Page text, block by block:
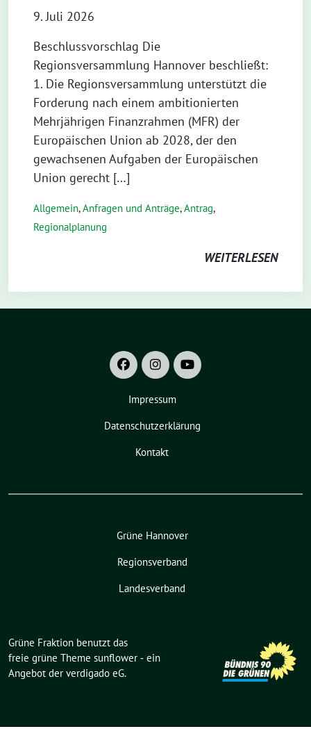
9. Juli 2026
Beschlussvorschlag Die
Regionsversammlung Hannover beschließt:
1. Die Regionsversammlung unterstützt die
Forderung nach einem ambitionierten
Mehrjährigen Finanzrahmen (MFR) der
Europäischen Union ab 2028, der den
gewachsenen Aufgaben der Europäischen
Union gerecht […]
Allgemein,Anfragen und Anträge,Antrag,
Regionalplanung
WEITERLESEN
Impressum
Datenschutzerklärung
Kontakt
Grüne Hannover
Regionsverband
Landesverband
Grüne Fraktion benutzt das
freie grüne Theme sunflower ‐ ein
Angebot der verdigado eG.